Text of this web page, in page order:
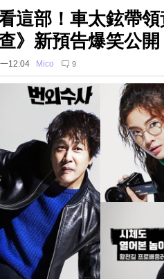
這部！車太鉉帶
》新預告爆笑公開
12:04 Mico 9